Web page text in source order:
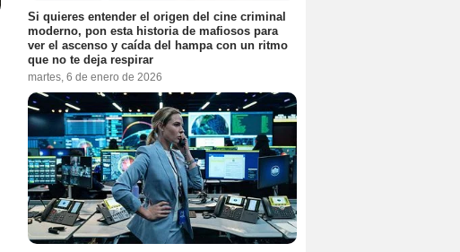
Si quieres entender el origen del cine criminal
moderno, pon esta historia de mafiosos para
ver el ascenso y caída del hampa con un ritmo
que no te deja respirar
martes, 6 de enero de 2026